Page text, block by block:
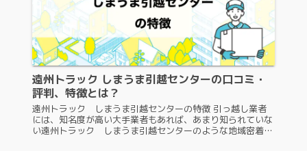
遠州トラック しまうま引越センターの口コミ・
評判、特徴とは？
遠州トラック しまうま引越センターの特徴 引っ越し業者
には、知名度が高い大手業者もあれば、あまり知られていな
い遠州トラック しまうま引越センターのような地域密着型